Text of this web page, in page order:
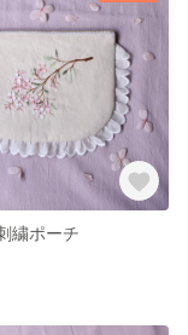
繍ポーチ